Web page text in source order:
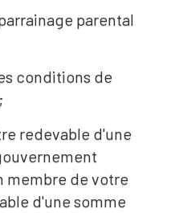
parental
conditions de
redevable d'une
membre de votre
d'une somme